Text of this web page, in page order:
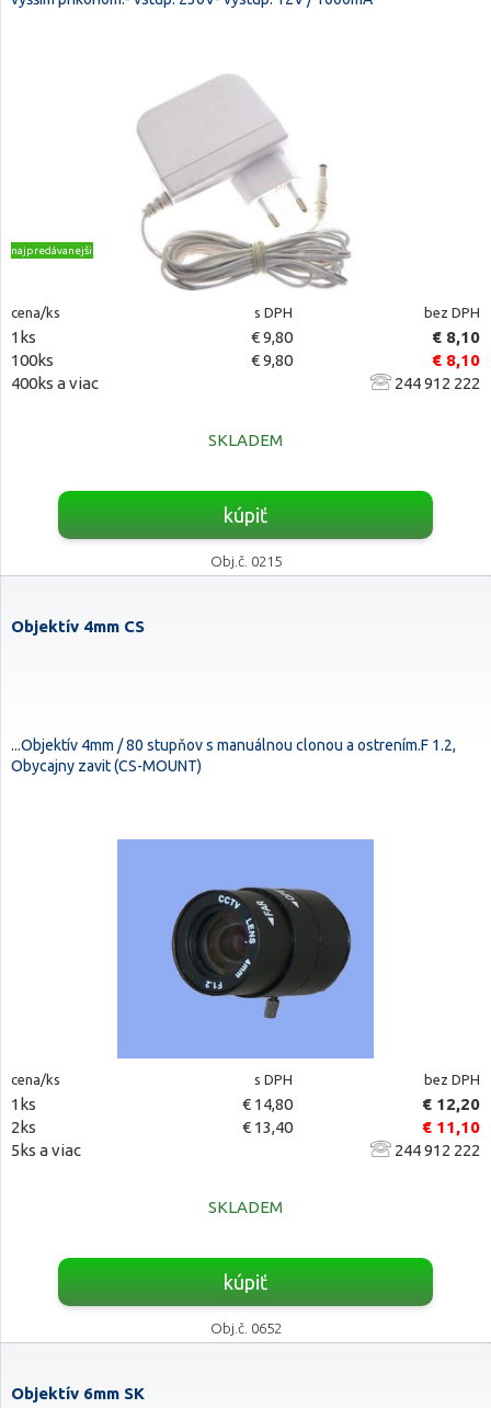
najpredávanejšie
cena/ks s DPH bez DPH
1ks € 9,80
€ 8,10
100ks
€ 9,80
€ 8,10
400ks a viac
244 912 222
SKLADEM
kúpiť
Obj.č. 0215
Objektív 4mm CS
...Objektív 4mm / 80 stupňov s manuálnou clonou a ostrením.F 1.2,
Obycajny zavit (CS-MOUNT)
cena/ks s DPH bez DPH
1ks € 14,80
€ 12,20
2ks
€ 13,40
€ 11,10
5ks a viac
244 912 222
SKLADEM
kúpiť
Obj.č. 0652
Objektív 6mm SK